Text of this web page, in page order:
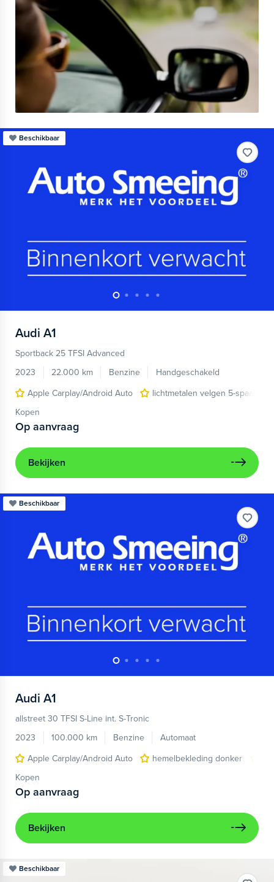
Beschikbaar
Audi A1
Sportback 25 TFSI Advanced
2023
22.000 km Benzine
Handgeschakeld
Apple Carplay/Android Auto
lichtmetalen velgen 5-spaaks
Kopen
Op aanvraag
Bekijken
Beschikbaar
Audi A1
allstreet 30 TFSI S-Line int. S-Tronic
2023
100.000 km Benzine
Automaat
Apple Carplay/Android Auto
hemelbekleding donker
Kopen
Op aanvraag
Bekijken
Beschikbaar